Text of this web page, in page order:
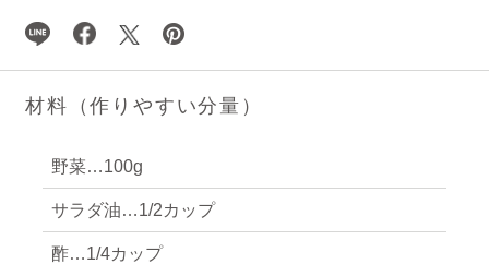
材料（作りやすい分量）
野菜…100g
サラダ油…1/2カップ
酢…1/4カップ